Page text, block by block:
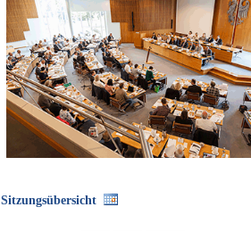
Sitzungsübersicht